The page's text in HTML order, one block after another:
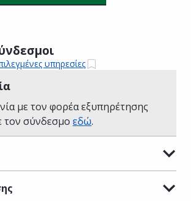
υπηρεσίες
με τον φορέα εξυπηρέτησης
τον σύνδεσμο εδώ.